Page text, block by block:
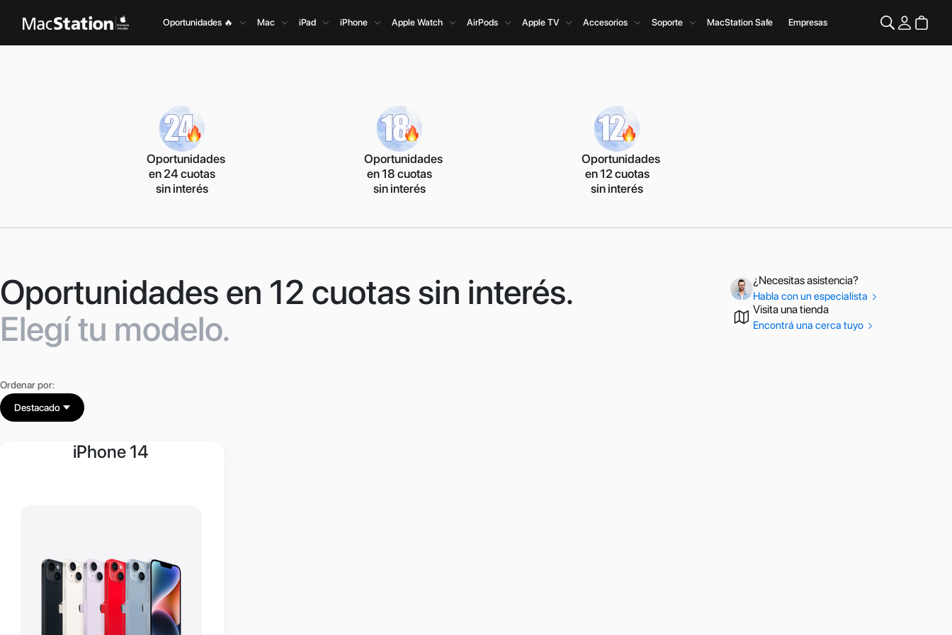
Oportunidades 🔥 Mac iPad iPhone Apple Watch AirPods Apple TV Accesorios Soporte MacStation Safe Empresas
Oportunidades
en 24 cuotas
sin interés
Oportunidades
en 18 cuotas
sin interés
Oportunidades
en 12 cuotas
sin interés
Oportunidades en 12 cuotas sin interés.
Elegí tu modelo.
¿Necesitas asistencia?
Habla con un especialista
Visita una tienda
Encontrá una cerca tuyo
Ordenar por:
Destacado
iPhone 14